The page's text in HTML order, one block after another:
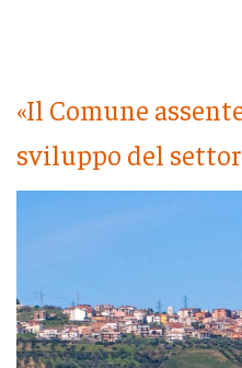
«Il Comune
sviluppo del